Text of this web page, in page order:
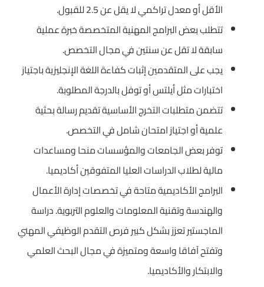
الأقل أو معدل تراكمي لا يقل عن 2.5 للقبول.
تتطلب بعض البرامج المهنية المتخصصة خبرة عملية
سابقة لا تقل عن سنتين في مجال التخصص.
يجب على المتقدمين إثبات كفاءة اللغة الإنجليزية باجتياز
اختبارات مثل أيلتس أو توفل بالدرجة المطلوبة.
تتضمن متطلبات التخرج الأساسية تقديم رسالة بحثية
علمية أو اجتياز امتحان شامل في التخصص.
توفر بعض الجامعات والمؤسسات منحا ومساعدات
مالية لطلاب الدراسات العليا المتفوقين أكاديميا.
البرامج الأكاديمية متاحة في تخصصات إدارة الأعمال
والهندسة وتقنية المعلومات والعلوم التربوية. دراسة
الماجستير تعزز بشكل كبير فرص التقدم الوظيفي المهني
وتفتح آفاقا واسعة ومتميزة في مجال البحث العلمي
والابتكار والأكاديميا.